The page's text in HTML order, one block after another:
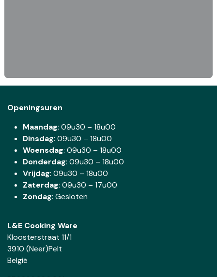
Openingsuren
Maandag: 09u30 – 18u00
Dinsdag: 09u30 – 18u00
Woensdag: 09u30 – 18u00
Donderdag: 09u30 – 18u00
Vrijdag: 09u30 – 18u00
Zaterdag: 09u30 – 17u00
Zondag: Gesloten
L&E Cooking Ware
Kloosterstraat 11/1
3910 (Neer)Pelt
België